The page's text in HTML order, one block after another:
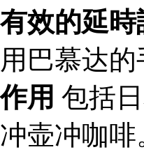
有效的延時
用巴慕达
作用 包括
冲壶冲咖啡